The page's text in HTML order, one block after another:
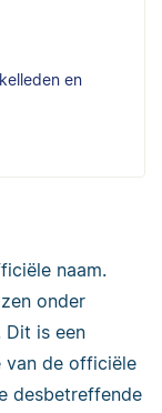
en
naam.
onder
is een
van de officiële
desbetreffende